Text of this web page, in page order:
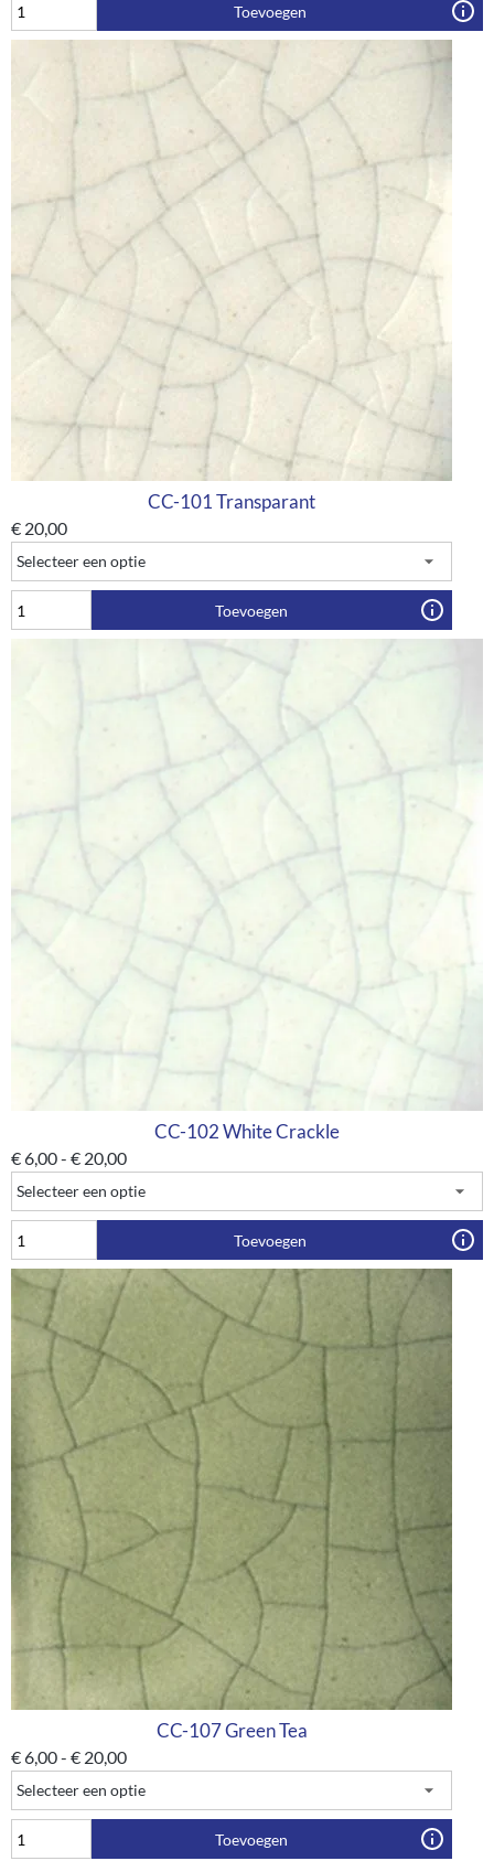
Toevoegen
CC-101 Transparant
€ 20,00
Toevoegen
CC-102 White Crackle
€6,00- € 20,00
Toevoegen
CC-107 Green Tea
€6,00- € 20,00
Toevoegen